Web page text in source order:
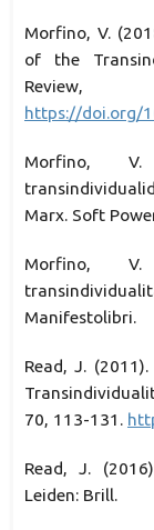
Morfino, V.
of the
https://doi.org/
Morfino,
Marx. Soft
Morfino,
Manifestolibri.
Read, J.
70, 113-131.
Read, J.
Leiden: Brill.